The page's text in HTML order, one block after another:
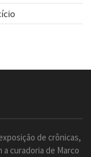
de crônicas,
curadoria de Marco